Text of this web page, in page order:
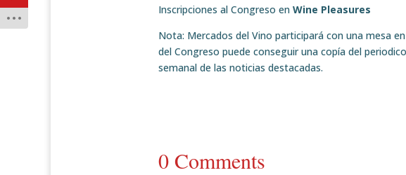
Inscripciones al Congreso en Wine Pleasures
Nota: Mercados del Vino participará con una mesa
del Congreso puede conseguir una copía del
semanal de las noticias destacadas.
0 Comments